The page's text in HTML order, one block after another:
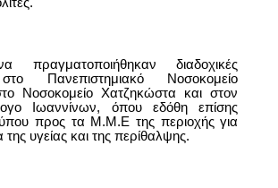
πραγματοποιήθηκαν διαδοχικές
Πανεπιστημιακό Νοσοκομείο
Νοσοκομείο Χατζηκώστα και στον
Ιωαννίνων, όπου εδόθη επίσης
προς τα Μ.Μ.Ε της περιοχής για
υγείας και της περίθαλψης.